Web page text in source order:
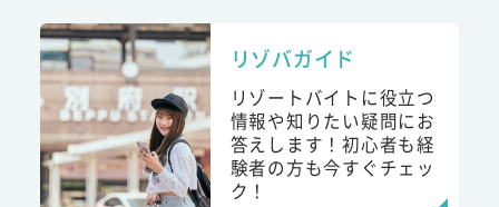
リゾバガイド
リゾートバイトに役立つ
情報や知りたい疑問にお
答えします！初心者も経
験者の方も今すぐチェッ
ク！